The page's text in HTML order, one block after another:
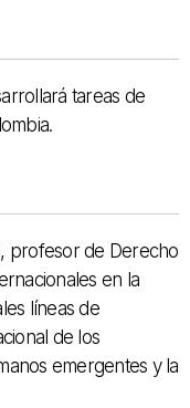
tareas de
profesor de Derecho
en la
líneas de
de los
emergentes y la